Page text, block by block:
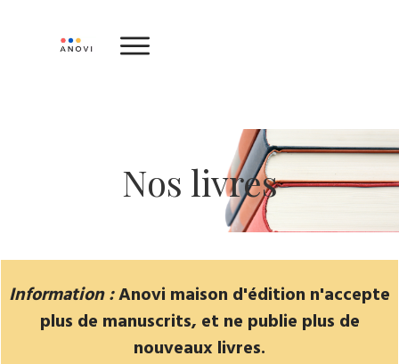
Nos livres
Information :Anovi maison d'édition n'accepte
plus de manuscrits, et ne publie plus de
nouveaux livres.